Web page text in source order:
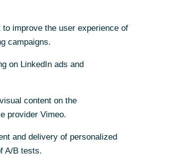
%
to improve the user experience of
campaigns.
on LinkedIn ads and
content on the
provider Vimeo.
and delivery of personalized
A/B tests.